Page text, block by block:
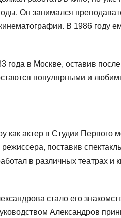
Он занимался
В 1986 году
года в Москве, оставив
популярными и
как актер в Студии
поставив
в различных театрах и
стало его
Александров